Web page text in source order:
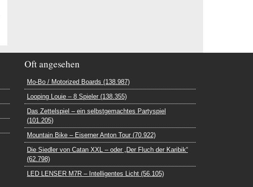
Oft angesehen
Mo-Bo / Motorized Boards (138.987)
Looping Louie – 8 Spieler (138.355)
Das Zettelspiel – ein selbstgemachtes Partyspiel
(101.205)
Mountain Bike – Eiserner Anton Tour (70.922)
Die Siedler von Catan XXL – oder „Der Fluch der Karibik“
(62.798)
LED LENSER M7R – Intelligentes Licht (56.105)